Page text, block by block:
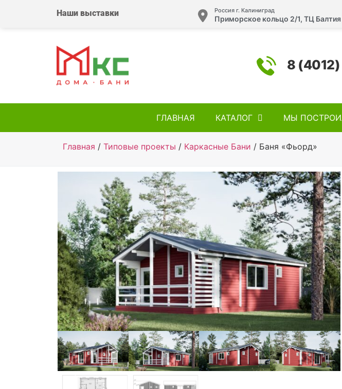
Наши выставки Россия г. Калиниград
Приморское кольцо 2/1, ТЦ
8 (4012)
ГЛАВНАЯ КАТАЛОГ МЫ
Главная / Типовые проекты / Каркасные Бани / Баня «Фьорд»